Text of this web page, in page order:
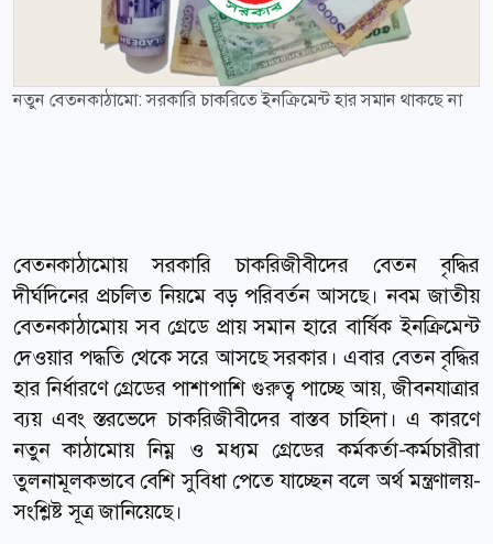
নতুন বেতনকাঠামো: সরকারি চাকরিতে ইনক্রিমেন্ট হার সমান থাকছে না
বেতনকাঠামোয় সরকারি চাকরিজীবীদের বেতন বৃদ্ধির
দীর্ঘদিনের প্রচলিত নিয়মে বড় পরিবর্তন আসছে। নবম জাতীয়
বেতনকাঠামোয় সব গ্রেডে প্রায় সমান হারে বার্ষিক ইনক্রিমেন্ট
দেওয়ার পদ্ধতি থেকে সরে আসছে সরকার। এবার বেতন বৃদ্ধির
হার নির্ধারণে গ্রেডের পাশাপাশি গুরুত্ব পাচ্ছে আয়, জীবনযাত্রার
ব্যয় এবং স্তরভেদে চাকরিজীবীদের বাস্তব চাহিদা। এ কারণে
নতুন কাঠামোয় নিম্ন ও মধ্যম গ্রেডের কর্মকর্তা-কর্মচারীরা
তুলনামূলকভাবে বেশি সুবিধা পেতে যাচ্ছেন বলে অর্থ মন্ত্রণালয়-
সংশ্লিষ্ট সূত্র জানিয়েছে।